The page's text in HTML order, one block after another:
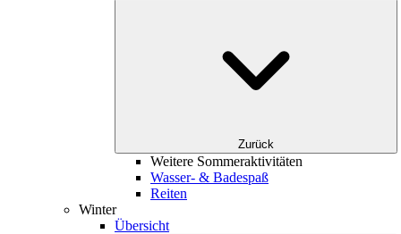
Zurück
Weitere Sommeraktivitäten
Wasser- & Badespaß
Reiten
Winter
Übersicht